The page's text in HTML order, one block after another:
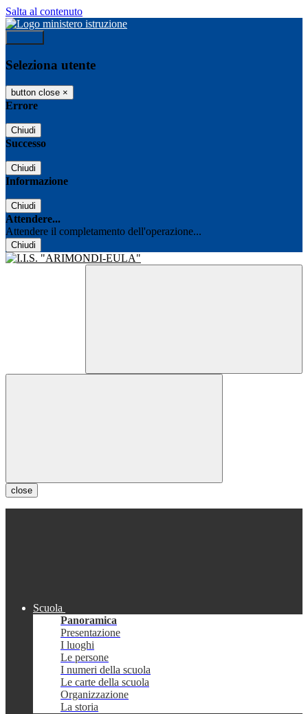
Salta al contenuto
Seleziona utente
button close ×
Errore
Chiudi
Successo
Chiudi
Informazione
Chiudi
Attendere...
Attendere il completamento dell'operazione...
Chiudi
close
Scuola
Panoramica
Presentazione
I luoghi
Le persone
I numeri della scuola
Le carte della scuola
Organizzazione
La storia